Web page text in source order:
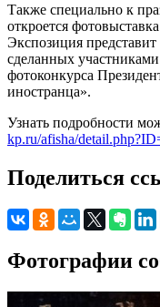
Также специально к
откроется
Экспозиция
сделанных
фотоконкурса
иностранца».
Узнать подробности
kp.ru/afisha/
Поделиться
Фотографии